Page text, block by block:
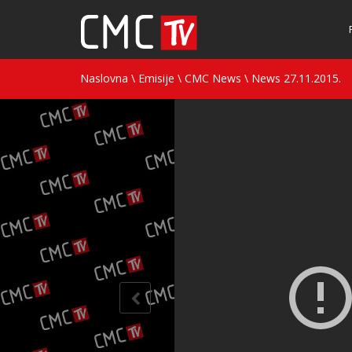
Naslovna \ Emisije \ CMC News \ News 27.11.2015.